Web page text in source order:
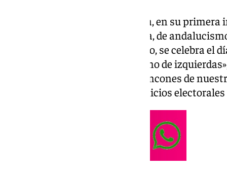
Ante tales cargos y la militancia, en su
como no podía ser de otra forma, de
que esta semana, el 28 de febrero, se celebra el
Concretamente del «andalucismo de
quiere «impulsar en todos los rincones de
los socialistas de cara a los comicios